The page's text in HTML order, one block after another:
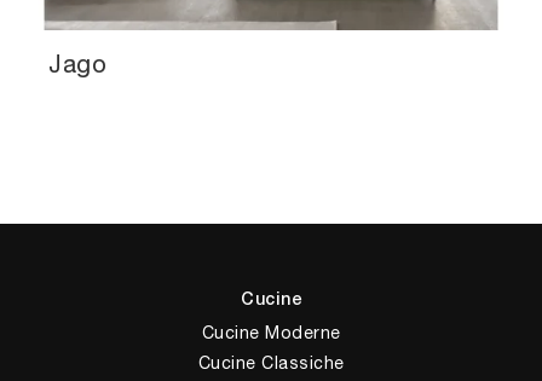
Jago
Cucine
Cucine Moderne
Cucine Classiche